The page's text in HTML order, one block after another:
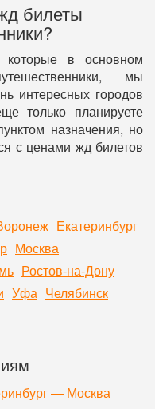
билеты
которые в основном
мы
интересных городов
только планируете
назначения, но
с ценами жд билетов
Екатеринбург
Москва
Ростов-на-Дону
Уфа Челябинск
— Москва